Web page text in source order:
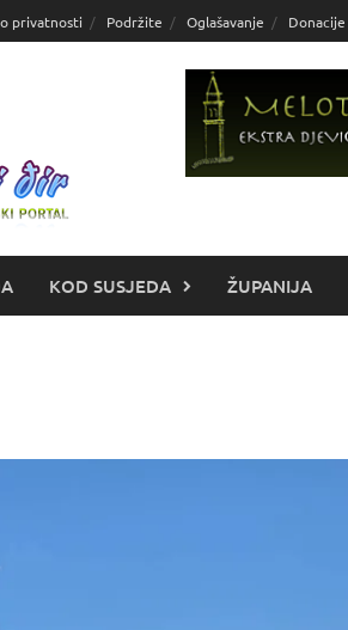
privatnosti Podržite Oglašavanje Donacije
KOD SUSJEDA ŽUPANIJA